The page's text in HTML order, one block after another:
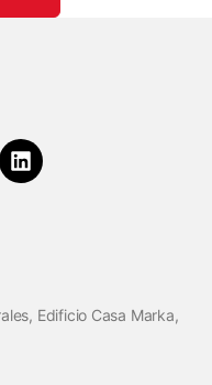
Edificio Casa Marka,